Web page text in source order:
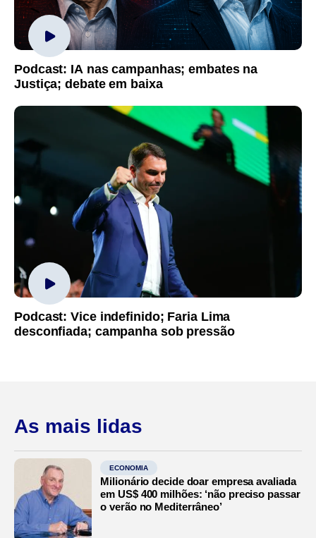
Podcast: IA nas campanhas; embates na
Justiça; debate em baixa
Podcast: Vice indefinido; Faria Lima
desconfiada; campanha sob pressão
As mais lidas
ECONOMIA
Milionário decide doar empresa avaliada
em US$ 400 milhões: ‘não preciso passar
o verão no Mediterrâneo’